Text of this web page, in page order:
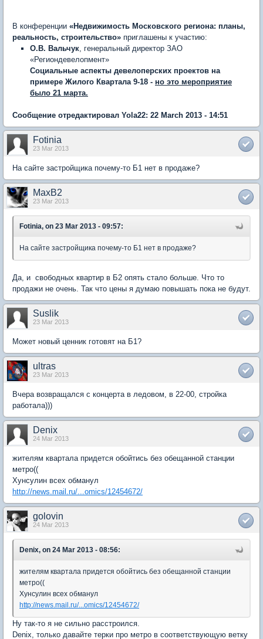
В конференции «Недвижимость Московского региона: планы,
реальность, строительство» приглашены к участию:
О.В. Вальчук , генеральный директор ЗАО
«Региондевелопмент»
Социальные аспекты девелоперских проектов на
примере Жилого Квартала 9-18 - но это мероприятие
было 21 марта.
Сообщение отредактировал Yola22: 22 March 2013 - 14:51
Fotinia
23 Mar 2013
На сайте застройщика почему-то Б1 нет в продаже?
MaxB2
23 Mar 2013
Fotinia, on 23 Mar 2013 - 09:57:
На сайте застройщика почему-то Б1 нет в продаже?
Да, и свободных квартир в Б2 опять стало больше. Что то
продажи не очень. Так что цены я думаю повышать пока не будут.
Suslik
23 Mar 2013
Может новый ценник готовят на Б1?
ultras
23 Mar 2013
Вчера возвращался с концерта в ледовом, в 22-00, стройка
работала)))
Denix
24 Mar 2013
жителям квартала придется обойтись без обещанной станции
метро((
Хунсулин всех обманул
http://news.mail.ru/...omics/12454672/
golovin
24 Mar 2013
Denix, on 24 Mar 2013 - 08:56:
жителям квартала придется обойтись без обещанной станции
метро((
Хунсулин всех обманул
http://news.mail.ru/...omics/12454672/
Ну так-то я не сильно расстроился.
Denix, только давайте терки про метро в соответствующую ветку